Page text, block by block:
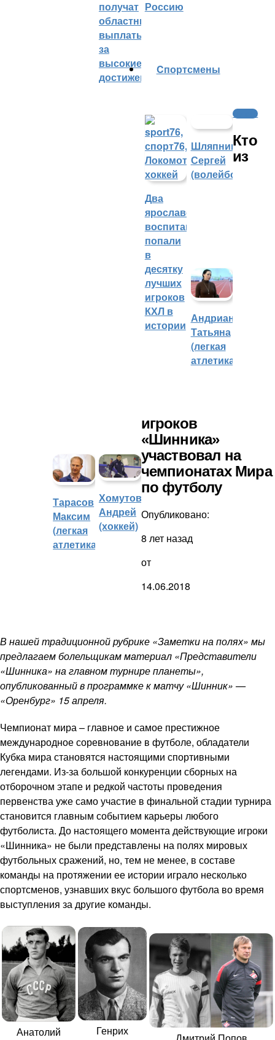
получат
областные
выплаты
за
высокие
достижения
Россию
Cпортсмены
Два
ярославских
воспитанника
попали
в
десятку
лучших
игроков
КХЛ в
истории
Шляпников
Сергей
(волейбол)
Андрианова
Татьяна
(легкая
атлетика)
Тарасов
Максим
(легкая
атлетика)
Хомутов
Андрей
(хоккей)
Футбол
Кто
из
игроков
«Шинника»
участвовал на
чемпионатах Мира
по футболу
Опубликовано:
8 лет назад
от
14.06.2018
В нашей традиционной рубрике «Заметки на полях» мы
предлагаем болельщикам материал «Представители
«Шинника» на главном турнире планеты»,
опубликованный в программке к матчу «Шинник» —
«Оренбург» 15 апреля.
Чемпионат мира – главное и самое престижное
международное соревнование в футболе, обладатели
Кубка мира становятся настоящими спортивными
легендами. Из-за большой конкуренции сборных на
отборочном этапе и редкой частоты проведения
первенства уже само участие в финальной стадии турнира
становится главным событием карьеры любого
футболиста. До настоящего момента действующие игроки
«Шинника» не были представлены на полях мировых
футбольных сражений, но, тем не менее, в составе
команды на протяжении ее истории играло несколько
спортсменов, узнавших вкус большого футбола во время
выступления за другие команды.
Анатолий
Генрих